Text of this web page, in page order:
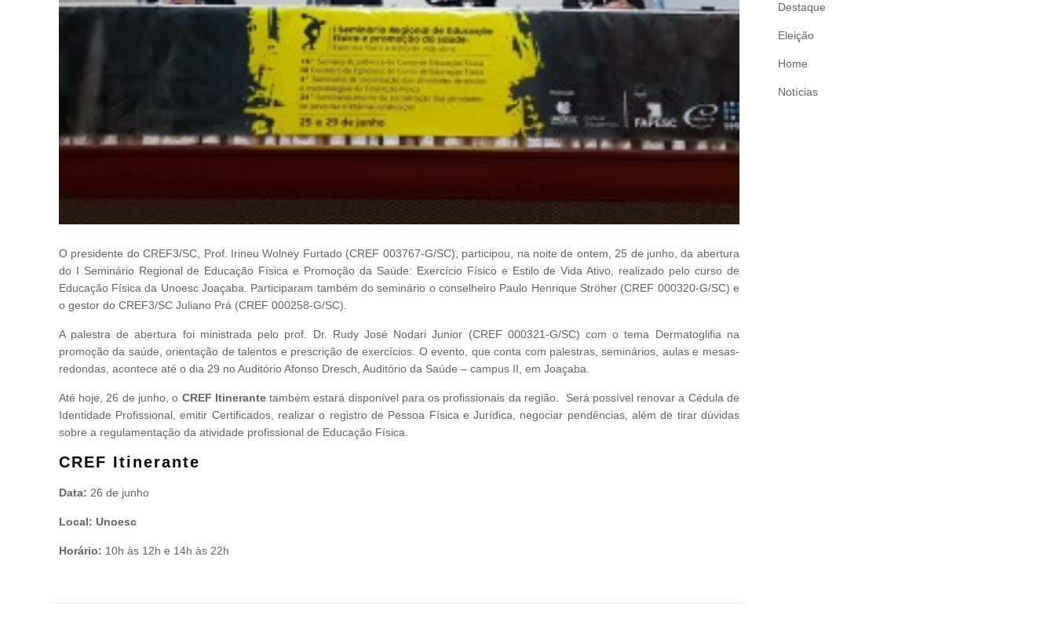
O presidente do CREF3/SC, Prof. Irineu Wolney Furtado (CREF 003767-G/SC), participou, na noite de ontem, 25 de junho, da abertura
do I Seminário Regional de Educação Física e Promoção da Saúde: Exercício Físico e Estilo de Vida Ativo, realizado pelo curso de
Educação Física da Unoesc Joaçaba. Participaram também do seminário o conselheiro Paulo Henrique Ströher (CREF 000320-G/SC) e
o gestor do CREF3/SC Juliano Prá (CREF 000258-G/SC).
A palestra de abertura foi ministrada pelo prof. Dr. Rudy José Nodari Junior (CREF 000321-G/SC) com o tema Dermatoglifia na
promoção da saúde, orientação de talentos e prescrição de exercícios. O evento, que conta com palestras, seminários, aulas e mesas-
redondas, acontece até o dia 29 no Auditório Afonso Dresch, Auditório da Saúde – campus II, em Joaçaba.
Até hoje, 26 de junho, o CREF Itinerantetambém estará disponível para os profissionais da região. Será possível renovar a Cédula de
Identidade Profissional, emitir Certificados, realizar o registro de Pessoa Física e Jurídica, negociar pendências, além de tirar dúvidas
sobre a regulamentação da atividade profissional de Educação Física.
CREF Itinerante
Data: 26 de junho
Local: Unoesc
Horário: 10h às 12h e 14h às 22h
Destaque
Eleição
Home
Notícias